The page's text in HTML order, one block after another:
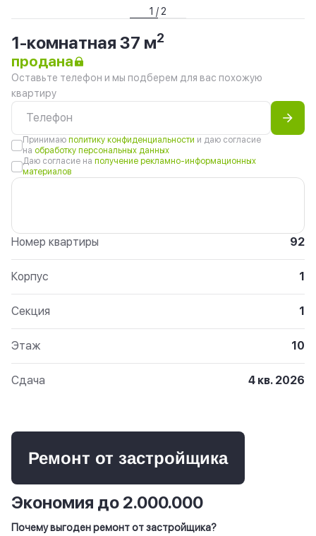
1 / 2
1-комнатная 37 м2
продана
Оставьте телефон и мы подберем для вас похожую
квартиру
Принимаю политику конфиденциальности и даю согласие
на обработку персональных данных
Даю согласие на получение рекламно-информационных
материалов
Номер квартиры 92
Корпус 1
Секция 1
Этаж 10
Сдача 4 кв. 2026
Ремонт от застройщика
Экономия до 2.000.000
Почему выгоден ремонт от застройщика?